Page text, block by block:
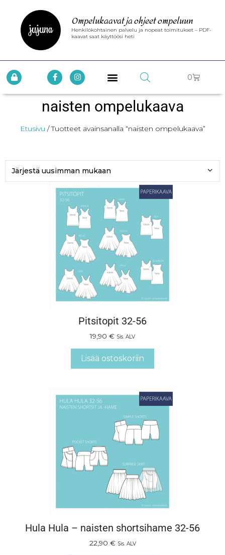
Ompelukaavat ja ohjeet ompeluun
Henkilökohtainen palvelu ja nopeat toimitukset – PDF-
kaavat saat käyttöösi heti
0
naisten ompelukaava
Etusivu / Tuotteet avainsanalla “naisten ompelukaava”
Pitsitopit 32-56
19,90 € Sis. ALV
Lisää ostoskoriin
Hula Hula – naisten shortsihame 32-56
22,90 € Sis. ALV